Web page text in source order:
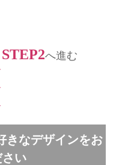
STEP2へ進む
なデザインをお
い